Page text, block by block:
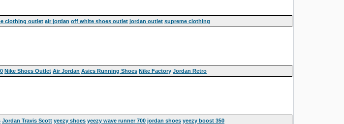
clothing outlet air jordan off white shoes outlet jordan outlet supreme clothing
Nike Shoes Outlet Air Jordan Asics Running Shoes Nike Factory Jordan Retro
Jordan Travis Scott yeezy shoes yeezy wave runner 700 jordan shoes yeezy boost 350